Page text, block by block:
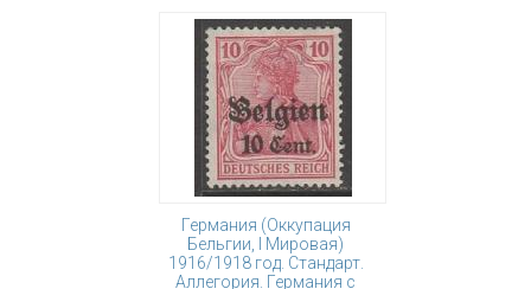
Германия (Оккупация
Бельгии, I Мировая)
1916/1918 год. Стандарт.
Аллегория. Германия с